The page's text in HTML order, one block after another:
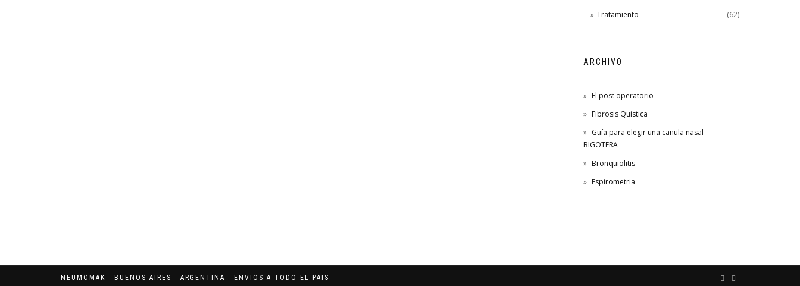
Tratamiento (62)
ARCHIVO
El post operatorio
Fibrosis Quistica
Guía para elegir una canula nasal –
BIGOTERA
Bronquiolitis
Espirometria
NEUMOMAK - BUENOS AIRES - ARGENTINA - ENVIOS A TODO EL PAIS